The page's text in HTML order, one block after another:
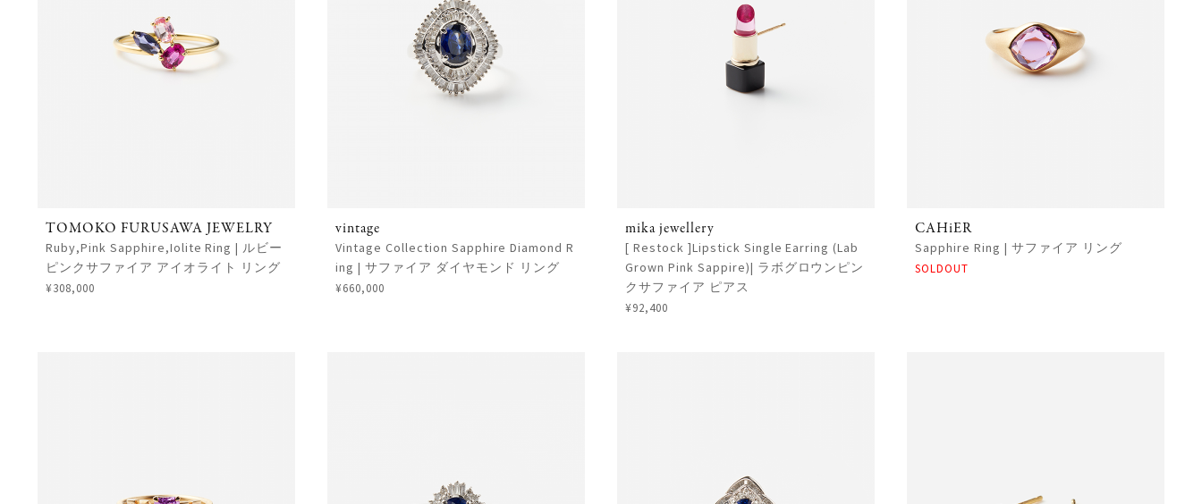
TOMOKO FURUSAWA JEWELRY
Ruby,Pink Sapphire,Iolite Ring | ルビー
ピンクサファイア アイオライト リング
¥308,000
vintage
Vintage Collection Sapphire Diamond R
ing | サファイア ダイヤモンド リング
¥660,000
mika jewellery
[ Restock ]Lipstick Single Earring (Lab
Grown Pink Sappire)| ラボグロウンピン
クサファイア ピアス
¥92,400
CAHiER
Sapphire Ring | サファイア リング
SOLDOUT